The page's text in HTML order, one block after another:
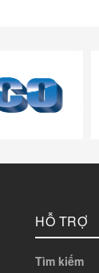
HỖ TRỢ
Tìm kiếm